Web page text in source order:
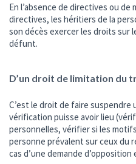
En l’absence de directives ou
directives, les héritiers de la
son décès exercer les droits sur
défunt.
D’un droit de limitation du
C’est le droit de faire
vérification puisse avoir lieu
personnelles, vérifier si les
personne prévalent sur ceux du
cas d’une demande d’opposition